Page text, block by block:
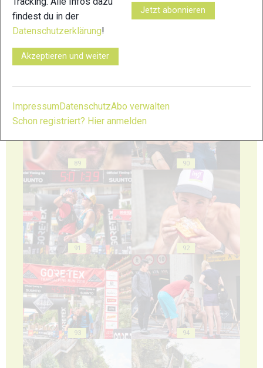
89 90
91 92
93 94
findest du in der
Datenschutzerklärung!
Akzeptieren und weiter
Jetzt abonnieren
Impressum DatenschutzAbo verwalten
Schon registriert? Hier anmelden